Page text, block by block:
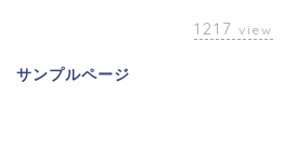
1217 view
サンプルページ